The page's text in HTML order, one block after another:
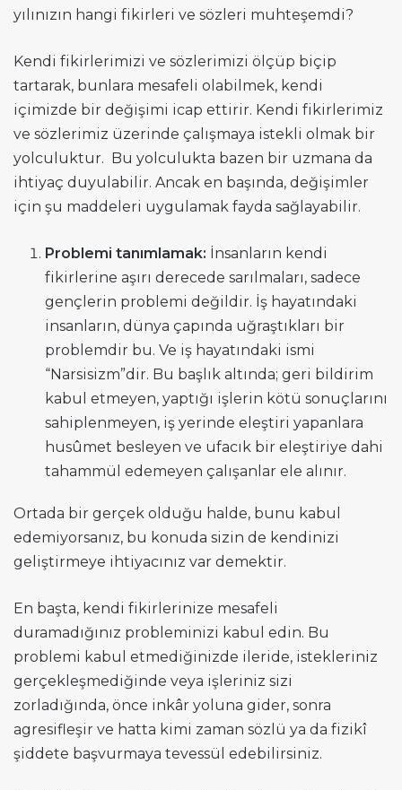
yılınızın hangi fikirleri ve sözleri muhteşemdi?
Kendi fikirlerimizi ve sözlerimizi ölçüp biçip
tartarak, bunlara mesafeli olabilmek, kendi
içimizde bir değişimi icap ettirir. Kendi fikirlerimiz
ve sözlerimiz üzerinde çalışmaya istekli olmak bir
yolculuktur. Bu yolculukta bazen bir uzmana da
ihtiyaç duyulabilir. Ancak en başında, değişimler
için şu maddeleri uygulamak fayda sağlayabilir.
Problemi tanımlamak: İnsanların kendi
fikirlerine aşırı derecede sarılmaları, sadece
gençlerin problemi değildir. İş hayatındaki
insanların, dünya çapında uğraştıkları bir
problemdir bu. Ve iş hayatındaki ismi
“Narsisizm”dir. Bu başlık altında; geri bildirim
kabul etmeyen, yaptığı işlerin kötü sonuçlarını
sahiplenmeyen, iş yerinde eleştiri yapanlara
husûmet besleyen ve ufacık bir eleştiriye dahi
tahammül edemeyen çalışanlar ele alınır.
Ortada bir gerçek olduğu halde, bunu kabul
edemiyorsanız, bu konuda sizin de kendinizi
geliştirmeye ihtiyacınız var demektir.
En başta, kendi fikirlerinize mesafeli
duramadığınız probleminizi kabul edin. Bu
problemi kabul etmediğinizde ileride, istekleriniz
gerçekleşmediğinde veya işleriniz sizi
zorladığında, önce inkâr yoluna gider, sonra
agresifleşir ve hatta kimi zaman sözlü ya da fizikî
şiddete başvurmaya tevessül edebilirsiniz.